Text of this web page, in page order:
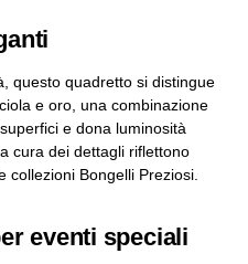
questo quadretto si distingue
e oro, una combinazione
e dona luminosità
cura dei dettagli riflettono
collezioni Bongelli Preziosi.
eventi speciali